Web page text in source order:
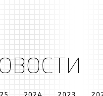
2024 2023